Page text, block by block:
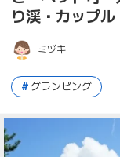
り渓・カップ
ミヅキ
グランピング